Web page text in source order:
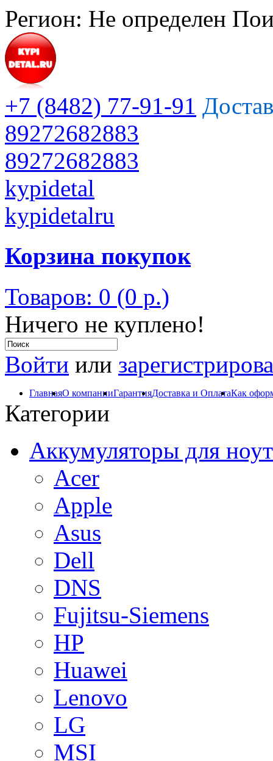
Регион: Не определен
+7 (8482) 77-91-91
89272682883
89272682883
kypidetal
kypidetalru
Корзина покупок
Товаров: 0 (0 р.)
Ничего не куплено!
Войти или
ГлавнаяО компанииГарантияДоставка и ОплатаКак
Категории
Аккумуляторы для
Acer
Apple
Asus
Dell
DNS
Fujitsu-Siemens
HP
Huawei
Lenovo
LG
MSI